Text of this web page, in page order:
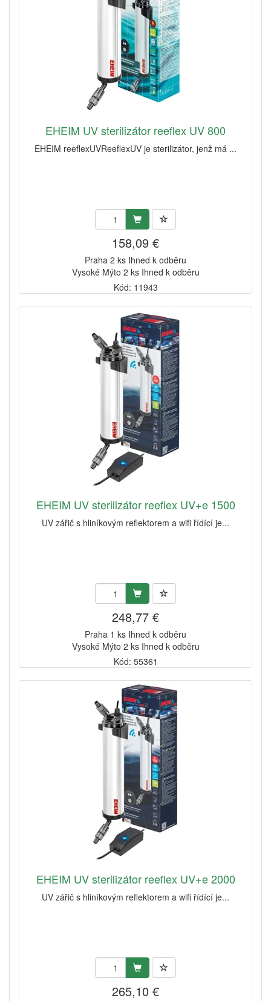
EHEIM UV sterilizátor reeflex UV 800
EHEIM reeflexUVReeflexUV je sterilizátor, jenž má ...
158,09 €
Praha 2 ks Ihned k odběru
Vysoké Mýto 2 ks Ihned k odběru
Kód: 11943
EHEIM UV sterilizátor reeflex UV+e 1500
UV zářič s hliníkovým reflektorem a wifi řídící je...
248,77 €
Praha 1 ks Ihned k odběru
Vysoké Mýto 2 ks Ihned k odběru
Kód: 55361
EHEIM UV sterilizátor reeflex UV+e 2000
UV zářič s hliníkovým reflektorem a wifi řídící je...
265,10 €